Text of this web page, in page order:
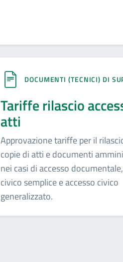
DOCUMENTI (TECNICI) DI
Tariffe rilascio
atti
Approvazione tariffe per il
copie di atti e documenti
nei casi di accesso
civico semplice e accesso civico
generalizzato.